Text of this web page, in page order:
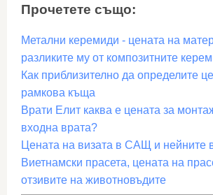
Прочетете също:
Метални керемиди - цената на
разликите му от композитните
Как приблизително да определите
рамкова къща
Врати Елит каква е цената за
входна врата?
Цената на визата в САЩ и нейните
Виетнамски прасета, цената на
отзивите на животновъдите